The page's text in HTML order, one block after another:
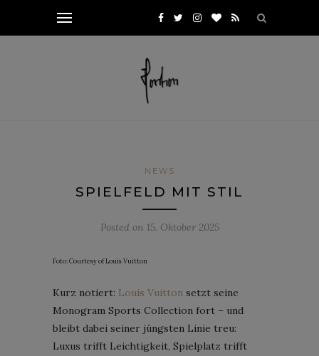
NEWS
SPIELFELD MIT STIL
Posted on 15. Oktober 2025
Foto: Courtesy of Louis Vuitton
Kurz notiert: Louis Vuitton setzt seine
Monogram Sports Collection fort – und
bleibt dabei seiner jüngsten Linie treu:
Luxus trifft Leichtigkeit, Spielplatz trifft